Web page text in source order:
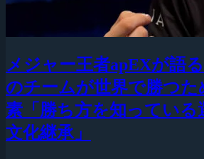
メジャー王者apEXが語
のチームが世界で勝つた
素「勝ち方を知っている
文化継承」